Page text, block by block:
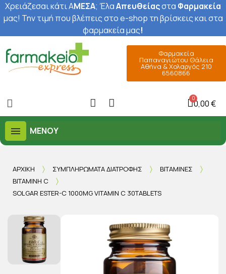
Χρειάζεσαι κάτι ΑΜΕΣΑ; ΈλαΑπευθείαςστα Φαρμακεία
μας! Την τιμή που βλέπεις στο e-shop τη βρίσκεις και στα
φαρμακεία μας!
Φαρμακεία
Παπαναγιώτου Θάλεια
Αθήνα & Χολαργός 210
6560866
0,00 €
ΜΕΝΟΎ
ΑΡΧΙΚΉ ΣΥΜΠΛΗΡΏΜΑΤΑ ΔΙΑΤΡΟΦΉΣ
ΒΙΤΑΜΊΝΕΣ
ΒΙΤΑΜΊΝΗ C
SOLGAR ESTER-C 1000MG VITAMIN C 30TABLETS